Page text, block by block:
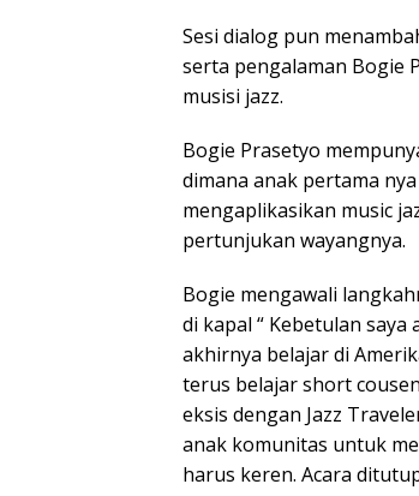
Sesi dialog pun
serta pengalaman Bogie
musisi jazz.
Bogie Prasetyo
dimana anak pertama
mengaplikasikan music
pertunjukan wayangnya.
Bogie mengawali
di kapal “ Kebetulan
akhirnya belajar di
terus belajar short
eksis dengan Jazz
anak komunitas untuk
harus keren. Acara